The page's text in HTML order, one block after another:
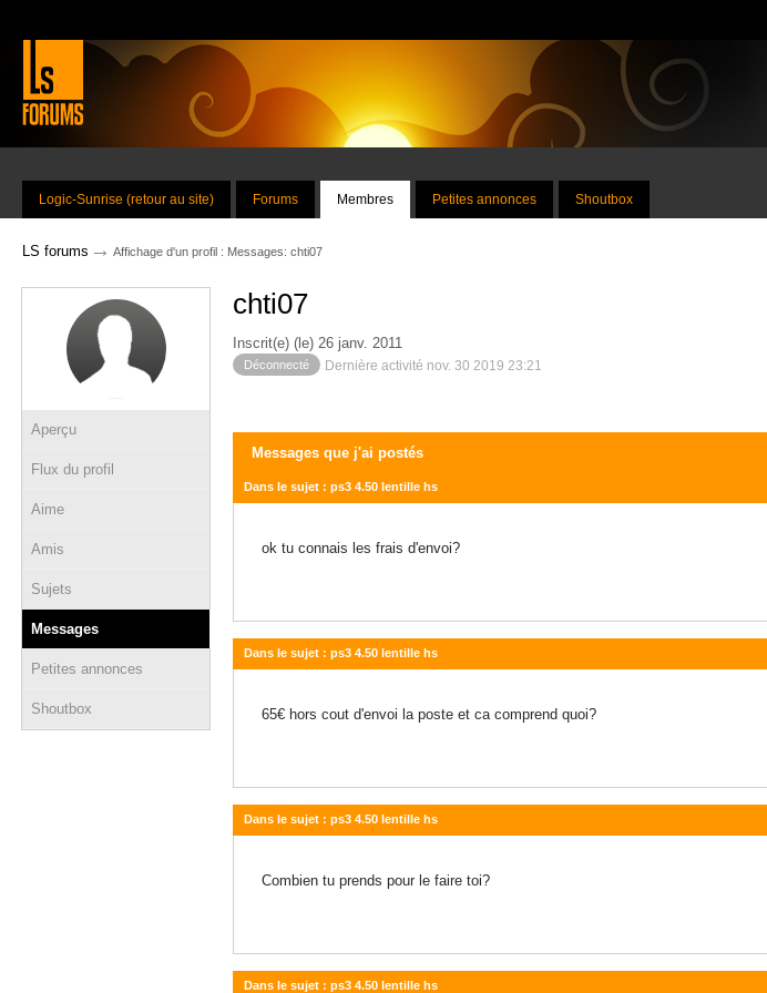
Logic-Sunrise (retour au site) Forums Membres Petites annonces Shoutbox
LS forums → Affichage d'un profil : Messages: chti07
Aperçu
Flux du profil
Aime
Amis
Sujets
Messages
Petites annonces
Shoutbox
chti07
Inscrit(e) (le) 26 janv. 2011
Déconnecté Dernière activité nov. 30 2019 23:21
Messages que j'ai postés
Dans le sujet : ps3 4.50 lentille hs
ok tu connais les frais d'envoi?
Dans le sujet : ps3 4.50 lentille hs
65€ hors cout d'envoi la poste et ca comprend quoi?
Dans le sujet : ps3 4.50 lentille hs
Combien tu prends pour le faire toi?
Dans le sujet : ps3 4.50 lentille hs